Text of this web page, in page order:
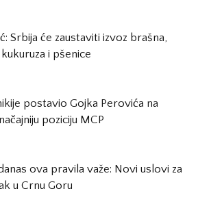
Srbija će zaustaviti izvoz brašna,
kukuruza i pšenice
postavio Gojka Perovića na
poziciju MCP
ova pravila važe: Novi uslovi za
u Crnu Goru